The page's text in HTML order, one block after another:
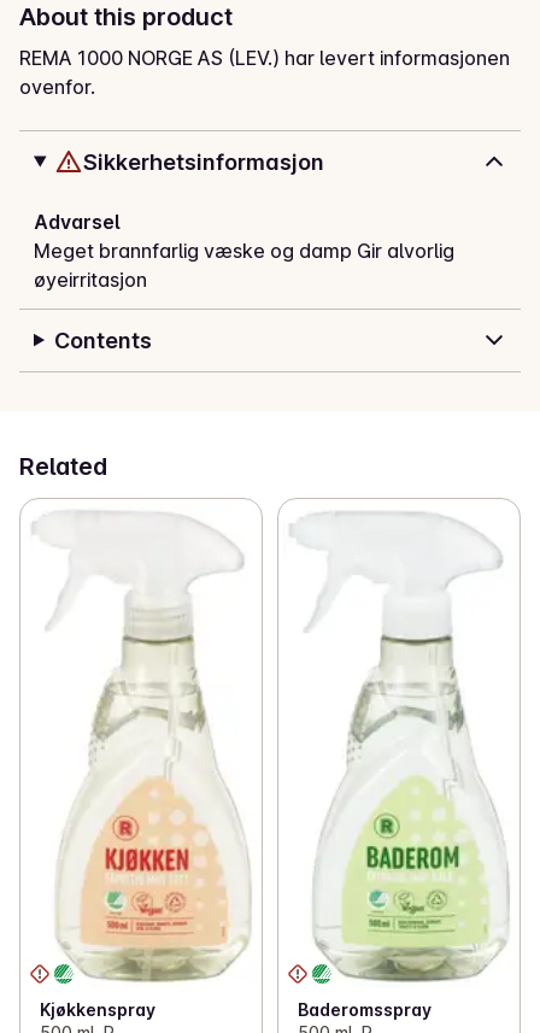
About this product
REMA 1000 NORGE AS (LEV.) har levert informasjonen
ovenfor.
Sikkerhetsinformasjon
Advarsel
Meget brannfarlig væske og damp Gir alvorlig
øyeirritasjon
Contents
Related
Kjøkkenspray
Baderomsspray